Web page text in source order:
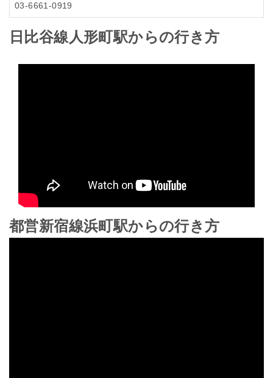
03-6661-0919
日比谷線人形町駅からの行き方
都営新宿線浜町駅からの行き方